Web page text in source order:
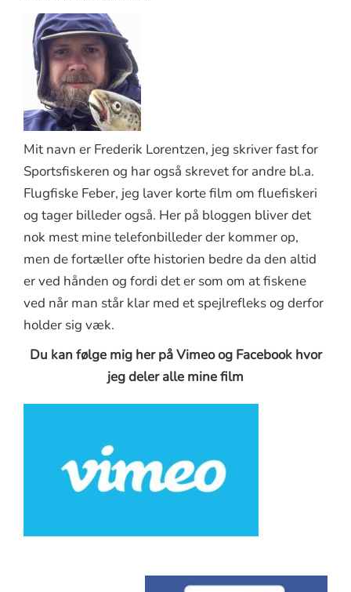
Mit navn er Frederik Lorentzen, jeg skriver fast for
Sportsfiskeren og har også skrevet for andre bl.a.
Flugfiske Feber, jeg laver korte film om fluefiskeri
og tager billeder også. Her på bloggen bliver det
nok mest mine telefonbilleder der kommer op,
men de fortæller ofte historien bedre da den altid
er ved hånden og fordi det er som om at fiskene
ved når man står klar med et spejlrefleks og derfor
holder sig væk.
Du kan følge mig her på Vimeo og Facebook hvor
jeg deler alle mine film